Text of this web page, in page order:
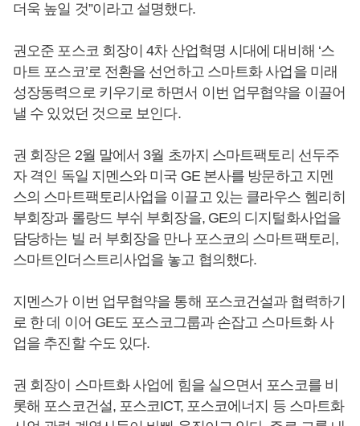
더욱 높일 것”이라고 설명했다.
권오준 포스코 회장이 4차 산업혁명 시대에 대비해 ‘스
마트 포스코’로 전환을 선언하고 스마트화 사업을 미래
성장동력으로 키우기로 하면서 이번 업무협약을 이끌어
낼 수 있었던 것으로 보인다.
권 회장은 2월 말에서 3월 초까지 스마트팩토리 선두주
자 격인 독일 지멘스와 미국 GE 본사를 방문하고 지멘
스의 스마트팩토리사업을 이끌고 있는 클라우스 헴리히
부회장과 롤랑드 부쉬 부회장을, GE의 디지털화사업을
담당하는 빌 러 부회장을 만나 포스코의 스마트팩토리,
스마트인더스트리사업을 놓고 협의했다.
지멘스가 이번 업무협약을 통해 포스코건설과 협력하기
로 한 데 이어 GE도 포스코그룹과 손잡고 스마트화 사
업을 추진할 수도 있다.
권 회장이 스마트화 사업에 힘을 실으면서 포스코를 비
롯해 포스코건설, 포스코ICT, 포스코에너지 등 스마트화